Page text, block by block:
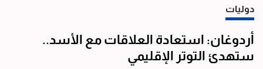
دوليات
أردوغان: استعادة العلاقات مع الأسد..
ستهدئ التوتر الإقليمي